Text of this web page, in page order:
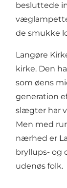
besluttede
de smukke
Langøre
kirke. Den
som øens
generation
slægter har
Men med
nærhed er
bryllups- og
udenøs folk.